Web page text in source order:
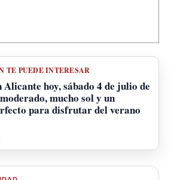
TE PUEDE INTERESAR
hoy, sábado 4 de julio de
mucho sol y un
para disfrutar del verano